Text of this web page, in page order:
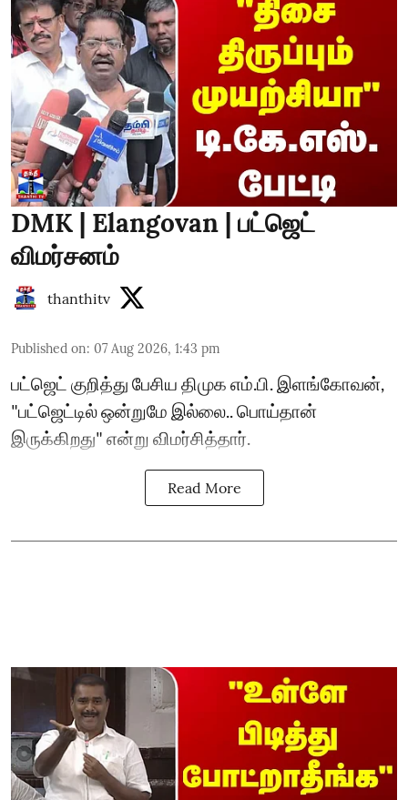
DMK | Elangovan | பட்ஜெட்
விமர்சனம்
thanthitv
Published on: 07 Aug 2026, 1:43 pm
பட்ஜெட் குறித்து பேசிய திமுக எம்.பி. இளங்கோவன்,
"பட்ஜெட்டில் ஒன்றுமே இல்லை.. பொய்தான்
இருக்கிறது" என்று விமர்சித்தார்.
Read More